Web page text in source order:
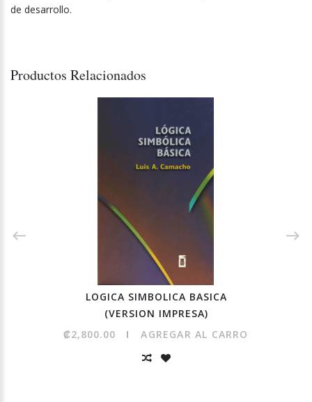
de desarrollo.
Productos Relacionados
LOGICA SIMBOLICA BASICA
(VERSION IMPRESA)
₡2,800.00
AGREGAR AL CARRO